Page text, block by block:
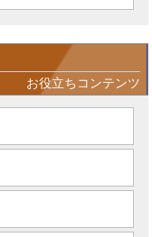
お役立ちコンテンツ